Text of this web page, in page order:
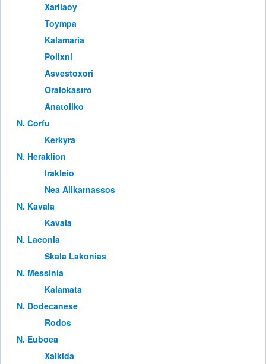
Xarilaoy
Toympa
Kalamaria
Polixni
Asvestoxori
Oraiokastro
Anatoliko
Ν. Corfu
Kerkyra
Ν. Heraklion
Irakleio
Nea Alikarnassos
Ν. Kavala
Kavala
Ν. Laconia
Skala Lakonias
Ν. Messinia
Kalamata
Ν. Dodecanese
Rodos
Ν. Euboea
Xalkida